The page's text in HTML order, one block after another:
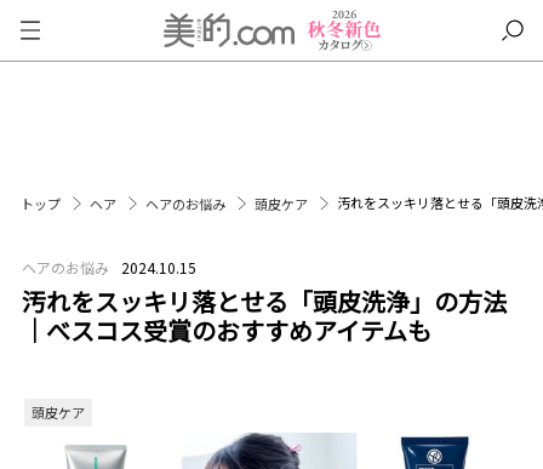
トップ ヘア ヘアのお悩み 頭皮ケア 汚れをスッキリ落とせる「頭皮
ヘアのお悩み 2024.10.15
汚れをスッキリ落とせる「頭皮洗浄」の方法
｜べスコス受賞のおすすめアイテムも
頭皮ケア